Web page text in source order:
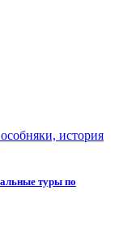
туры по